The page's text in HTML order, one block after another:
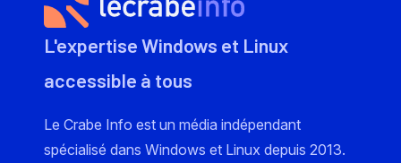
L'expertise Windows et Linux
accessible à tous
Le Crabe Info est un média indépendant
spécialisé dans Windows et Linux depuis 2013.